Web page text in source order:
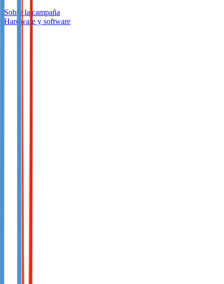
Sobre la campaña
Hardware y software